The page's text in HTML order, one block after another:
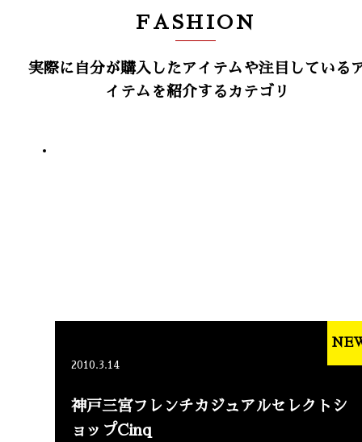
FASHION
実際に自分が購入したアイテムや注目している
イテムを紹介するカテゴリ
2010.3.14
神戸三宮フレンチカジュアルセレクトシ
ョップCinq